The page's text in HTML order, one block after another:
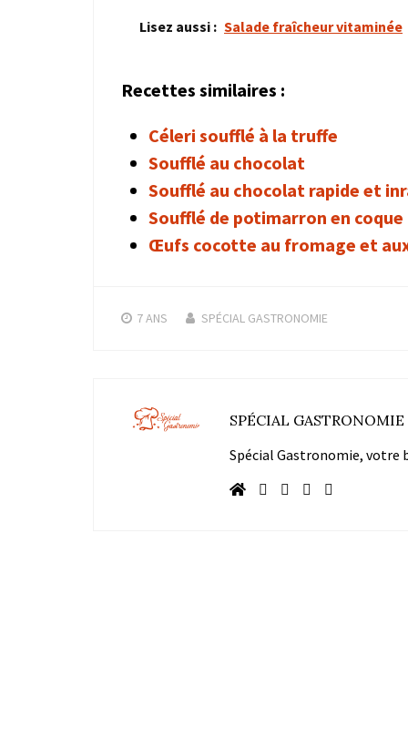
Lisez aussi : Salade fraîcheur vitaminée
Recettes similaires :
Céleri soufflé à la truffe
Soufflé au chocolat
Soufflé au chocolat rapide et
Soufflé de potimarron en coque
Œufs cocotte au fromage et
7 ANS SPÉCIAL GASTRONOMIE
SPÉCIAL GASTRONOMIE
Spécial Gastronomie, votre